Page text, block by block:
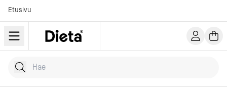
Etusivu
Hae tuotteita
Kirjoita hakusana...